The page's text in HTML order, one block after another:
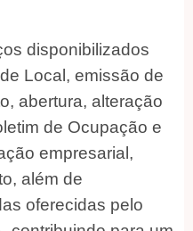
disponibilizados
Local, emissão de
abertura, alteração
de Ocupação e
empresarial,
além de
oferecidas pelo